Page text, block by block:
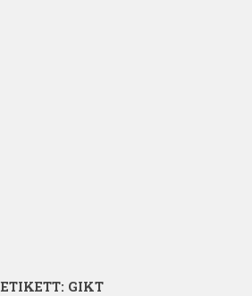
ETIKETT: GIKT